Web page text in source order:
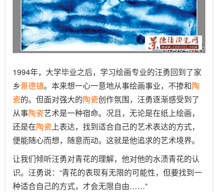
1994年，大学毕业之后，学习绘画专业的汪勇回到了家
乡景德镇。本来想一心一意地从事绘画事业，不掺和陶
瓷的。但面对强大的陶瓷创作氛围，汪勇逐渐感受到了
从事陶瓷艺术是一种宿命。况且，无论是在纸上绘画，
还是在陶瓷上表达，找到适合自己的艺术表达的方式，
便能随心而想，随意而动。这就是他追求的艺术境界。
让我们倾听汪勇对青花的理解，他对他的水渍青花的认
识。汪勇说：“青花的表现有无限的可能性，但要找到一
种适合自己的方式，才会无限自由……”